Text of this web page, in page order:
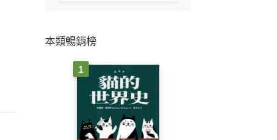
本類暢銷榜
1